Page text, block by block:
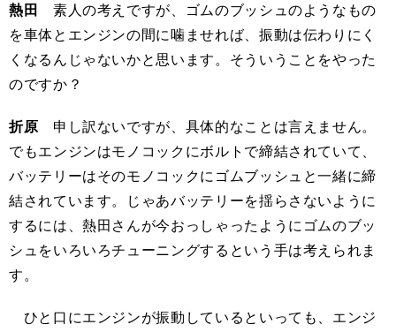
熱田
素人の考えですが、ゴムのブッシュのようなもの
を車体とエンジンの間に噛ませれば、振動は伝わりにく
くなるんじゃないかと思います。そういうことをやった
のですか？
折原 申し訳ないですが、具体的なことは言えません。
でもエンジンはモノコックにボルトで締結されていて、
バッテリーはそのモノコックにゴムブッシュと一緒に締
結されています。じゃあバッテリーを揺らさないように
するには、熱田さんが今おっしゃったようにゴムのブッ
シュをいろいろチューニングするという手は考えられま
す。
ひと口にエンジンが振動しているといっても、エンジ